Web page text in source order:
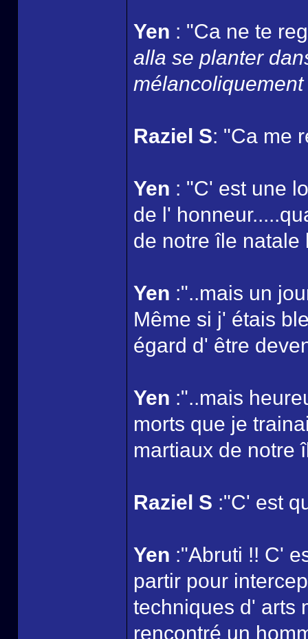
Yen : "Ca ne te
alla se planter
Raziel S: "Ca me
Yen : "C' est une
de l'
de notre île natale
Yen :"..mais un
Même si j' étais
égard d' être
Yen :"..mais
morts que je
martiaux de notre
Raziel S :"C' est
Yen :"Abruti !! C'
partir pour
techniques d' arts
rencontré un